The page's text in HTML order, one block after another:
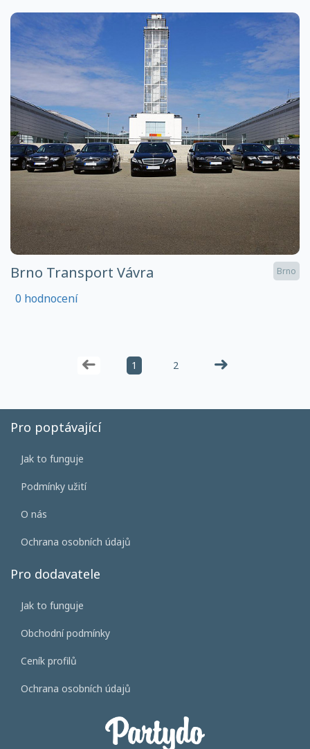
Brno Transport Vávra Brno
0 hodnocení
1 2
Pro poptávající
Jak to funguje
Podmínky užití
O nás
Ochrana osobních údajů
Pro dodavatele
Jak to funguje
Obchodní podmínky
Ceník profilů
Ochrana osobních údajů